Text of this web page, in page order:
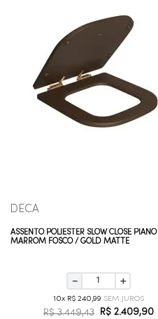
COMPRAR AGORA
VEJA MAIS
DECA
ASSENTO POLIÉSTER SLOW CLOSE PIANO
MARROM FOSCO / GOLD MATTE
＋
－
10 R$ 240,99
R$ 3.449,43 R$ 2.409,90